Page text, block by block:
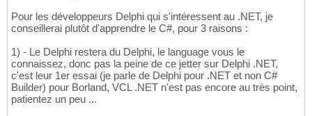
Pour les développeurs Delphi qui s'intéressent au .NET, je
conseillerai plutôt d'apprendre le C#, pour 3 raisons :
1) - Le Delphi restera du Delphi, le language vous le
connaissez, donc pas la peine de ce jetter sur Delphi .NET,
c'est leur 1er essai (je parle de Delphi pour .NET et non C#
Builder) pour Borland, VCL .NET n'est pas encore au très point,
patientez un peu ...